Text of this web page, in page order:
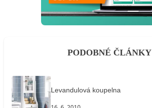
PODOBNÉ ČLÁNKY
Levandulová koupelna